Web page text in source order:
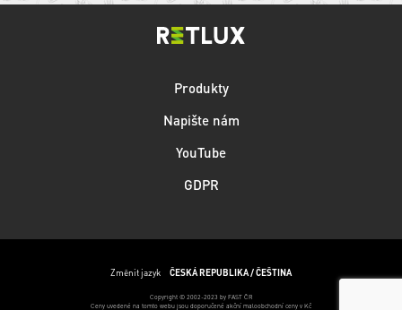
Produkty
Napište nám
YouTube
GDPR
Změnit jazyk ČESKÁ REPUBLIKA / ČEŠTINA
Copyright © 2002-2023 by FAST ČR
Ceny uvedené na tomto webu jsou doporučené akční maloobchodní ceny v Kč